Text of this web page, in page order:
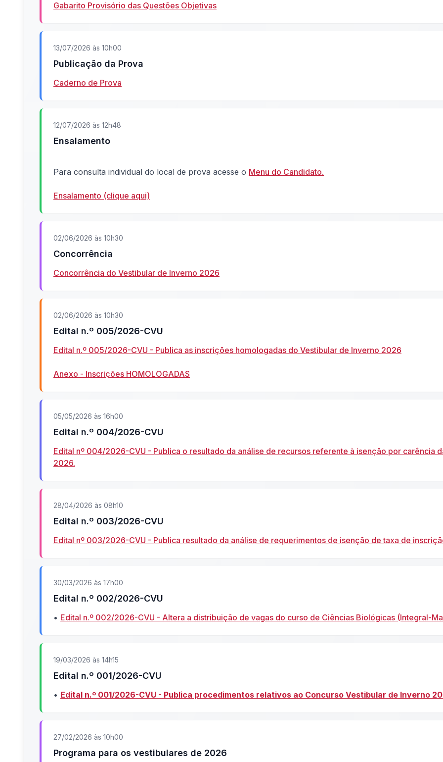
Gabarito Provisório das Questões Objetivas
13/07/2026 às 10h00
Publicação da Prova
Caderno de Prova
12/07/2026 às 12h48
Ensalamento
Para consulta individual do local de prova acesse o Menu do Candidato.
Ensalamento (clique aqui)
02/06/2026 às 10h30
Concorrência
Concorrência do Vestibular de Inverno 2026
02/06/2026 às 10h30
Edital n.º 005/2026-CVU
Edital n.º 005/2026-CVU - Publica as inscrições homologadas do Vestibular de Inverno 2026
Anexo - Inscrições HOMOLOGADAS
05/05/2026 às 16h00
Edital n.º 004/2026-CVU
Edital nº 004/2026-CVU - Publica o resultado da análise de recursos referente à isenção por carência
2026.
28/04/2026 às 08h10
Edital n.º 003/2026-CVU
Edital nº 003/2026-CVU - Publica resultado da análise de requerimentos de isenção de taxa de
30/03/2026 às 17h00
Edital n.º 002/2026-CVU
• Edital n.º 002/2026-CVU - Altera a distribuição de vagas do curso de Ciências Biológicas (Integral-
19/03/2026 às 14h15
Edital n.º 001/2026-CVU
• Edital n.º 001/2026-CVU - Publica procedimentos relativos ao Concurso Vestibular de Inverno
27/02/2026 às 10h00
Programa para os vestibulares de 2026